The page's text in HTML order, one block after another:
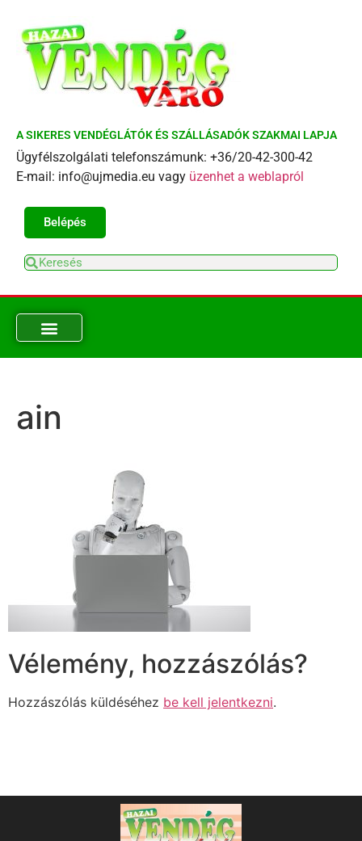
A SIKERES VENDÉGLÁTÓK ÉS SZÁLLÁSADÓK SZAKMAI LAPJA
Ügyfélszolgálati telefonszámunk: +36/20-42-300-42
E-mail: info@ujmedia.eu vagy üzenhet a weblapról
Belépés
ain
Vélemény, hozzászólás?
Hozzászólás küldéséhez be kell jelentkezni.